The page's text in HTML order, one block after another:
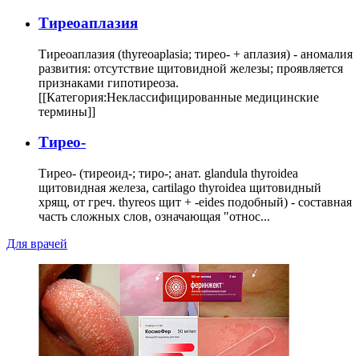
Тиреоаплазия
Тиреоаплазия (thyreoaplasia; тирео- + аплазия) - аномалия
развития: отсутствие щитовидной железы; проявляется
признаками гипотиреоза.
[[Категория:Неклассифицированные медицинские
термины]]
Тирео-
Тирео- (тиреоид-; тиро-; анат. glandula thyroidea
щитовидная железа, cartilago thyroidea щитовидный
хрящ, от греч. thyreos щит + -eides подобный) - составная
часть сложных слов, означающая "относ...
Для врачей